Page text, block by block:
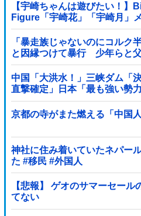
【宇崎ちゃんは遊びたい！
Figure「宇崎花」「宇崎月」
ライズフィギュア【ラウンド
「暴走族じゃないのにコルク
と因縁つけて暴行 少年らと
中国「大洪水！」三峡ダム「
直撃確定」日本「最も強い勢
級」台風13号と15号「中国本
京都の寺がまた燃える「中国
神社に住み着いていたネパー
た #移民 #外国人
【悲報】 ゲオのサマーセー
てない